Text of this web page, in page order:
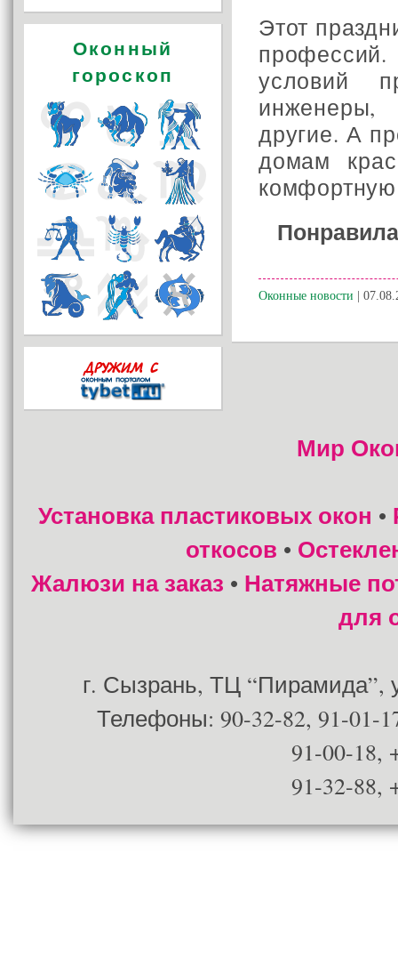
Этот
условий
инженеры,
другие. А
домам
комфортную
Оконные новости |
Оконный
гороскоп
Мир
Установка пластиковых окон •
откосов •
Жалюзи на заказ • Натяжные
для
г. Сызрань, ТЦ “Пирамида”,
Телефоны: 90-32-82, 91-01-
91-00-18,
91-32-88,